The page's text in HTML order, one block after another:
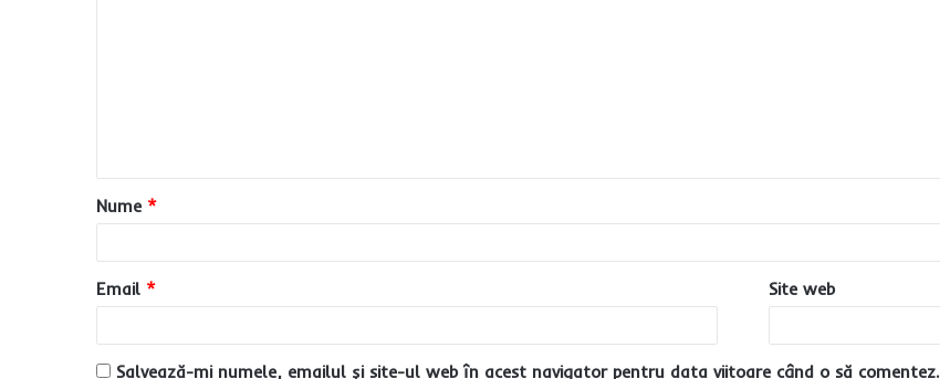
a
r
u
*
Nume *
Email * Site web
Salvează-mi numele, emailul și site-ul web în acest navigator pentru data viitoare când o să comentez.